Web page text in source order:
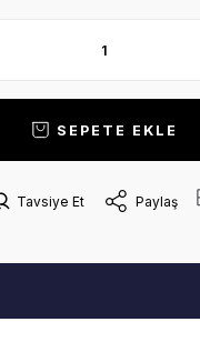
SEPETE EKLE
Tavsiye Et Paylaş